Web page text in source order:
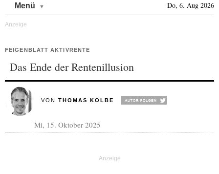
Menü Do, 6. Aug 2026
FEIGENBLATT AKTIVRENTE
Das Ende der Rentenillusion
VON THOMAS KOLBE
Mi, 15. Oktober 2025